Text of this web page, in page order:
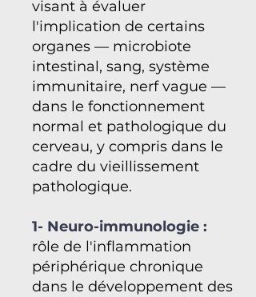
visant à évaluer
l'implication de certains
organes — microbiote
intestinal, sang, système
immunitaire, nerf vague —
dans le fonctionnement
normal et pathologique du
cerveau, y compris dans le
cadre du vieillissement
pathologique.
​1- Neuro-immunologie :
rôle de l'inflammation
périphérique chronique
dans le développement des